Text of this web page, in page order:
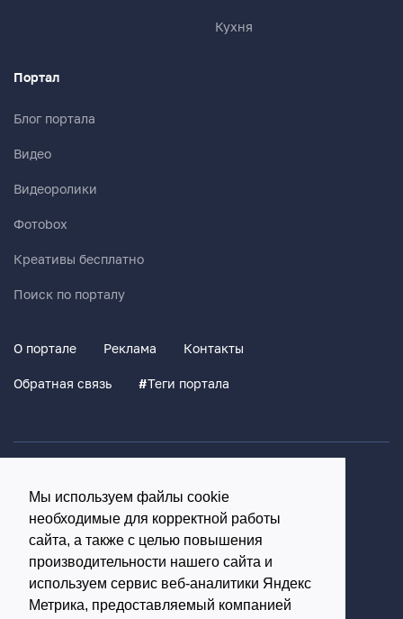
Мы используем файлы cookie
необходимые для корректной работы
сайта, а также с целью повышения
производительности нашего сайта и
используем сервис веб-аналитики Яндекс
Метрика, предоставляемый компанией
Кухня
Портал
Блог портала
Видео
Видеоролики
Фотоbox
Креативы бесплатно
Поиск по порталу
О портале Реклама Контакты
Обратная связь #Теги портала
Согласие на обработку персональных данных
© Использование материалов возможно только с
письменного разрешения администрации портала